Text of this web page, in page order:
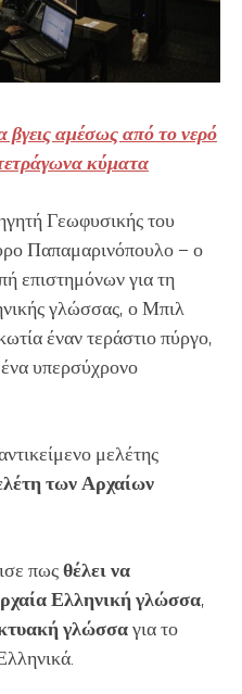
βγεις αμέσως από το νερό
κύματα
Γεωφυσικής του
Παπαμαρινόπουλο – ο
επιστημόνων για τη
γλώσσας, ο Μπιλ
έναν τεράστιο πύργο,
ένα υπερσύχρονο
μελέτης
των Αρχαίων
πωςθέλει να
Ελληνική γλώσσα,
γλώσσαγια το